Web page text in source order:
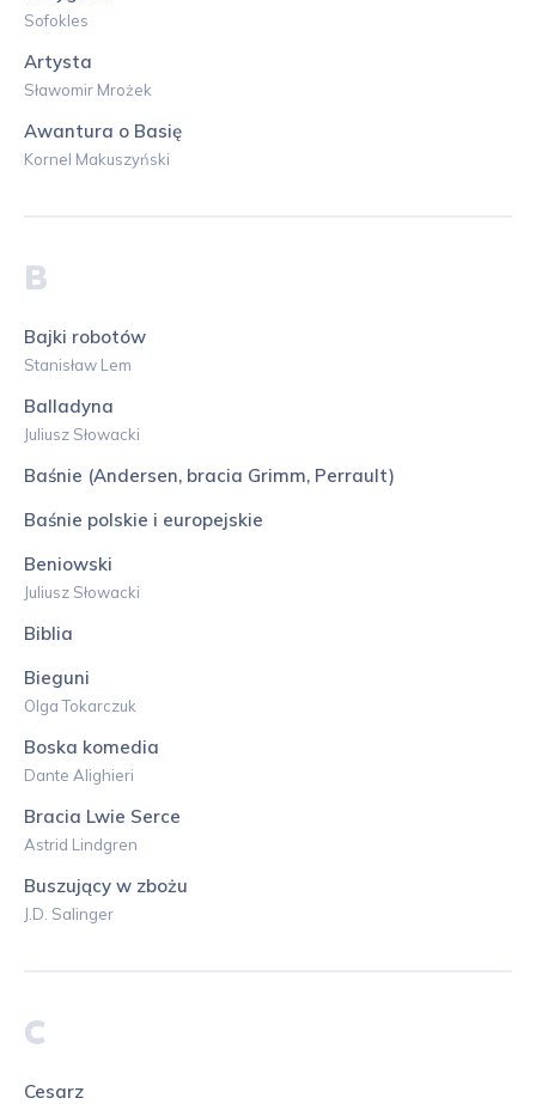
Sofokles
Artysta
Sławomir Mrożek
Awantura o Basię
Kornel Makuszyński
B
Bajki robotów
Stanisław Lem
Balladyna
Juliusz Słowacki
Baśnie (Andersen, bracia Grimm, Perrault)
Baśnie polskie i europejskie
Beniowski
Juliusz Słowacki
Biblia
Bieguni
Olga Tokarczuk
Boska komedia
Dante Alighieri
Bracia Lwie Serce
Astrid Lindgren
Buszujący w zbożu
J.D. Salinger
C
Cesarz